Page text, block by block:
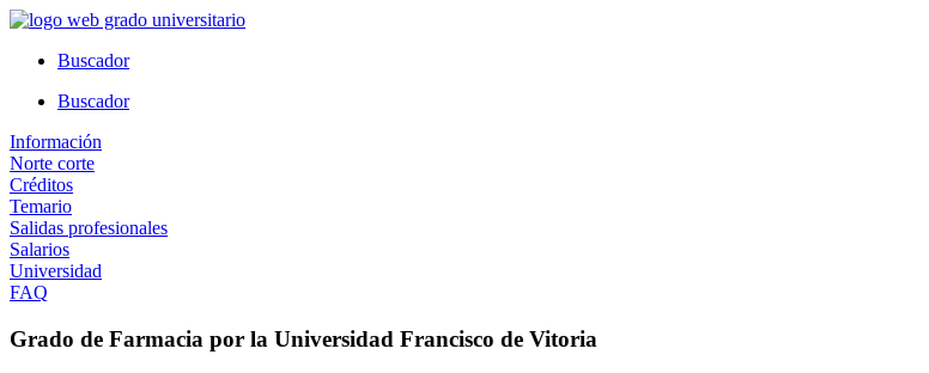
Ir
contenidoBuscador
Buscador
Información
Norte corte
Créditos
Temario
Salidas profesionales
Salarios
Universidad
FAQ
Grado de Farmacia por la Universidad Francisco de Vitoria